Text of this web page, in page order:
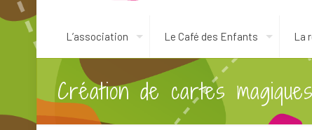
L’association Le Café des Enfants La
Création de cartes magiques